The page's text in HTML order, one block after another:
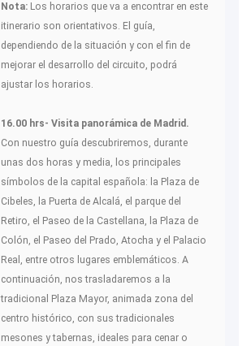
Nota: Los horarios que va a encontrar en este
itinerario son orientativos. El guía,
dependiendo de la situación y con el fin de
mejorar el desarrollo del circuito, podrá
ajustar los horarios.
16.00 hrs- Visita panorámica de Madrid.
Con nuestro guía descubriremos, durante
unas dos horas y media, los principales
símbolos de la capital española: la Plaza de
Cibeles, la Puerta de Alcalá, el parque del
Retiro, el Paseo de la Castellana, la Plaza de
Colón, el Paseo del Prado, Atocha y el Palacio
Real, entre otros lugares emblemáticos. A
continuación, nos trasladaremos a la
tradicional Plaza Mayor, animada zona del
centro histórico, con sus tradicionales
mesones y tabernas, ideales para cenar o